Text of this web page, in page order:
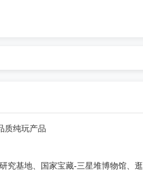
质纯玩产品
究基地、国家宝藏-三星堆博物馆、